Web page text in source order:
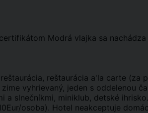
Modrá vlajka sa
reštaurácia a'la carte (za
vyhrievaný, jeden s oddelenou
a slnečníkmi, miniklub, detské
osoba). Hotel neakceptuje